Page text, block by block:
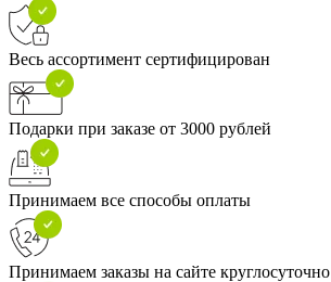
Весь ассортимент сертифицирован
Подарки при заказе от 3000 рублей
Принимаем все способы оплаты
Принимаем заказы на сайте круглосуточно